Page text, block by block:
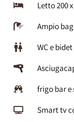
Letto 200
Ampio
WC e bidet
frigo bar e
Smart tv